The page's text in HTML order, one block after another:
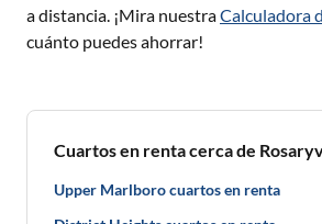
a distancia. ¡Mira nuestraCalculadora
cuánto puedes ahorrar!
Cuartos en renta cerca de
Upper Marlboro cuartos en renta